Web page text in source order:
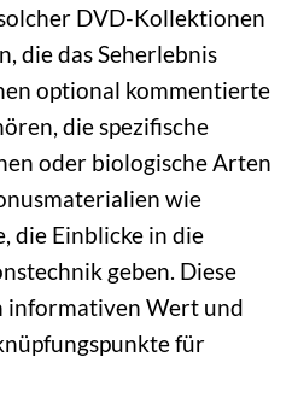
DVD-Kollektionen
die das Seherlebnis
optional kommentierte
die spezifische
oder biologische Arten
wie
die Einblicke in die
geben. Diese
informativen Wert und
für